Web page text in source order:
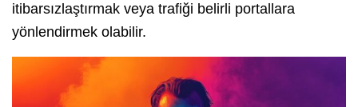
itibarsızlaştırmak veya trafiği belirli portallara
yönlendirmek olabilir.